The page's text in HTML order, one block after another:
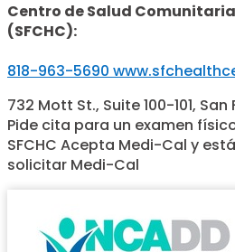
Centro de Salud
(SFCHC):
818-963-5690
732 Mott St., Suite 100-101,
Pide cita para un examen
SFCHC Acepta Medi-Cal y
solicitar Medi-Cal